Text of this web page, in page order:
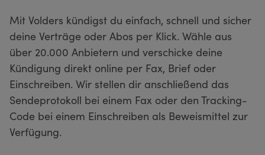
Mit Volders kündigst du einfach, schnell und sicher
deine Verträge oder Abos per Klick. Wähle aus
über 20.000 Anbietern und verschicke deine
Kündigung direkt online per Fax, Brief oder
Einschreiben. Wir stellen dir anschließend das
Sendeprotokoll bei einem Fax oder den Tracking-
Code bei einem Einschreiben als Beweismittel zur
Verfügung.